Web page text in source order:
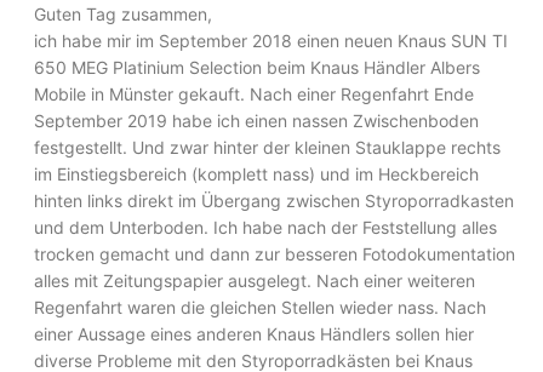
Guten Tag zusammen,
ich habe mir im September 2018 einen neuen Knaus SUN TI
650 MEG Platinium Selection beim Knaus Händler Albers
Mobile in Münster gekauft. Nach einer Regenfahrt Ende
September 2019 habe ich einen nassen Zwischenboden
festgestellt. Und zwar hinter der kleinen Stauklappe rechts
im Einstiegsbereich (komplett nass) und im Heckbereich
hinten links direkt im Übergang zwischen Styroporradkasten
und dem Unterboden. Ich habe nach der Feststellung alles
trocken gemacht und dann zur besseren Fotodokumentation
alles mit Zeitungspapier ausgelegt. Nach einer weiteren
Regenfahrt waren die gleichen Stellen wieder nass. Nach
einer Aussage eines anderen Knaus Händlers sollen hier
diverse Probleme mit den Styroporradkästen bei Knaus